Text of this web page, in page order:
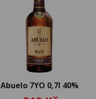
Abuelo 7YO 0,7l 40%